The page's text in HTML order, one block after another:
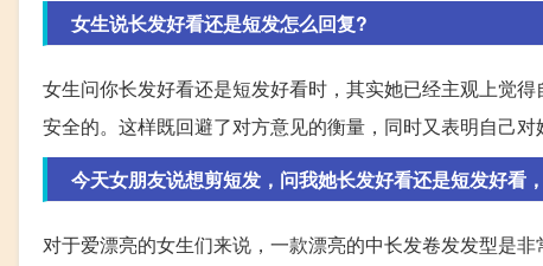
女生说长发好看还是短发怎么回复?
女生问你长发好看还是短发好看时，其实她已经主观上觉
安全的。这样既回避了对方意见的衡量，同时又表明自己
今天女朋友说想剪短发，问我她长发好看还是短发好看
对于爱漂亮的女生们来说，一款漂亮的中长发卷发发型是